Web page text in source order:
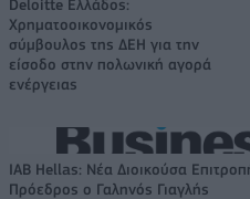
Deloitte Ελλάδος:
Χρηματοοικονομικός
σύμβουλος της ΔΕΗ για την
είσοδο στην πολωνική αγορά
ενέργειας
IAB Hellas: Νέα Διοικούσα
Πρόεδρος ο Γαληνός Γιαγλής